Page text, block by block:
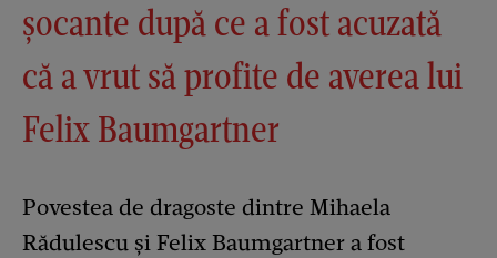
șocante după ce a fost acuzată
că a vrut să profite de averea lui
Felix Baumgartner
Povestea de dragoste dintre Mihaela
Rădulescu și Felix Baumgartner a fost